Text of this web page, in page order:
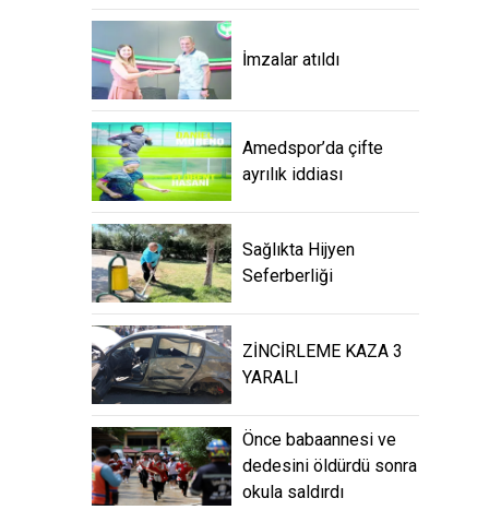
İmzalar atıldı
Amedspor’da çifte
ayrılık iddiası
Sağlıkta Hijyen
Seferberliği
ZİNCİRLEME KAZA 3
YARALI
Önce babaannesi ve
dedesini öldürdü sonra
okula saldırdı